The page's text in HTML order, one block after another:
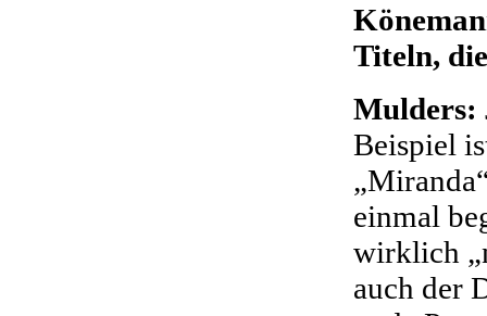
Titeln,
Mulders:
Beispiel
einmal
wirklich
auch der